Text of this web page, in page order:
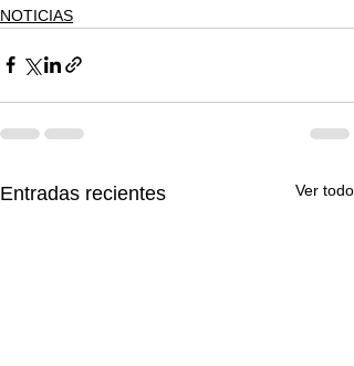
NOTICIAS
Entradas recientes Ver todo